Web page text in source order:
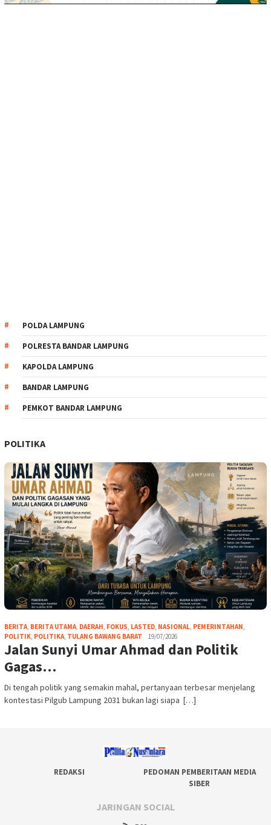
POLDA LAMPUNG
POLRESTA BANDAR LAMPUNG
KAPOLDA LAMPUNG
BANDAR LAMPUNG
PEMKOT BANDAR LAMPUNG
POLITIKA
BERITA, BERITA UTAMA, DAERAH, FOKUS, LASTED, NASIONAL, PEMERINTAHAN,
POLITIK, POLITIKA, TULANG BAWANG BARAT 19/07/2026
Jalan Sunyi Umar Ahmad dan Politik
Gagas…
Di tengah politik yang semakin mahal, pertanyaan terbesar menjelang
kontestasi Pilgub Lampung 2031 bukan lagi siapa […]
REDAKSI
PEDOMAN PEMBERITAAN MEDIA
SIBER
JARINGAN SOCIAL